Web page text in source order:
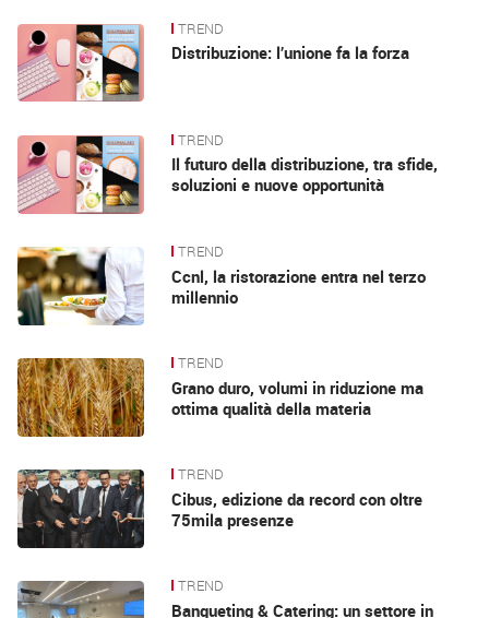
TREND
Distribuzione: l’unione fa la forza
TREND
Il futuro della distribuzione, tra sfide,
soluzioni e nuove opportunità
TREND
Ccnl, la ristorazione entra nel terzo
millennio
TREND
Grano duro, volumi in riduzione ma
ottima qualità della materia
TREND
Cibus, edizione da record con oltre
75mila presenze
TREND
Banqueting & Catering: un settore in